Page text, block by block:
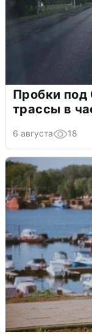
Пробки под
трассы в
6 августа 18